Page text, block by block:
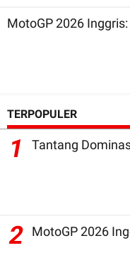
TERPOPULER
1 Tantang
2